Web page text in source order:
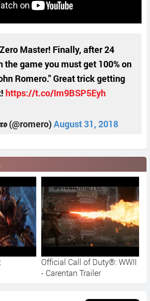
Master! Finally, after 24
the game you must get 100% on
Romero." Great trick getting
https://t.co/Im9BSP5Eyh
(@romero)August 31, 2018
Official Call of Duty®: WWII
- Carentan Trailer